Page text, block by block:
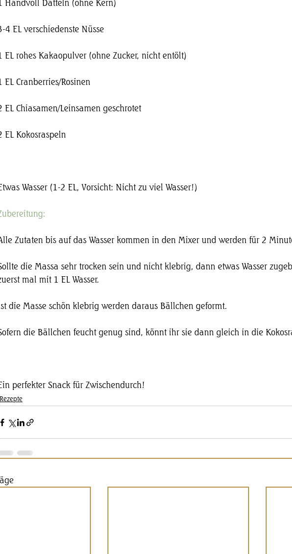
Handvoll Datteln (ohne Kern)
4 EL verschiedenste Nüsse
EL rohes Kakaopulver (ohne Zucker, nicht entölt)
EL Cranberries/Rosinen
EL Chiasamen/Leinsamen geschrotet
EL Kokosraspeln
Wasser (1-2 EL, Vorsicht: Nicht zu viel Wasser!)
Zutaten bis auf das Wasser kommen in den Mixer und werden für 2
die Massa sehr trocken sein und nicht klebrig, dann etwas Wasser
mal mit 1 EL Wasser.
die Masse schön klebrig werden daraus Bällchen geformt.
die Bällchen feucht genug sind, könnt ihr sie dann gleich in die
perfekter Snack für Zwischendurch!
Rezepte